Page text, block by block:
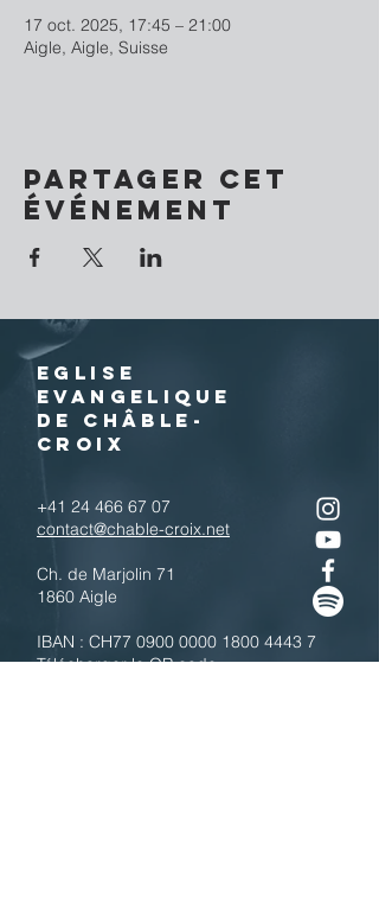
17 oct. 2025, 17:45 – 21:00
Aigle, Aigle, Suisse
Partager cet
événement
EGLISE
EVANGELIQUE
DE CHÂBLE-
CROIX
+41 24 466 67 07
contact@chable-croix.net
Ch. de Marjolin 71
1860 Aigle
IBAN : CH77 0900 0000 1800 4443 7
Télécharger le QR code